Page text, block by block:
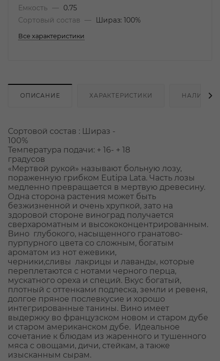
Емкость
—
0.75
Сортовый состав
— Шираз: 100%
Все характеристики
ОПИСАНИЕ ХАРАКТЕРИСТИКИ НАЛИЧИЕ
Сортовой состав : Шираз -
Температура подачи: + 16- + 18
«Мертвой рукой» называют больную лозу,
пораженную грибком Eutipa Lata. Часть лозы
медленно превращается в мертвую древесину.
Одна сторона растения может быть
безжизненной и очень хрупкой, зато на
здоровой стороне виноград получается
сверхароматным и высококонцентрированным.
Вино глубокого, насыщенного гранатово-
пурпурного цвета со сложным, богатым
ароматом из нот ежевики,
черники,сливы лакрицы и лаванды, которые
переплетаются с нотами черного перца,
мускатного ореха и специй. Вкус богатый,
плотный с оттенками подлеска, земли и ревеня,
долгое пряное послевкусие и хорошо
интегрированные танины. Вино имеет
выдержку во французском новом и старом дубе
и старом американском дубе. Идеальное
сочетание к блюдам из жаренного и тушенного
мяса с овощами, дичи, стейкам, а также
изысканным сырам.